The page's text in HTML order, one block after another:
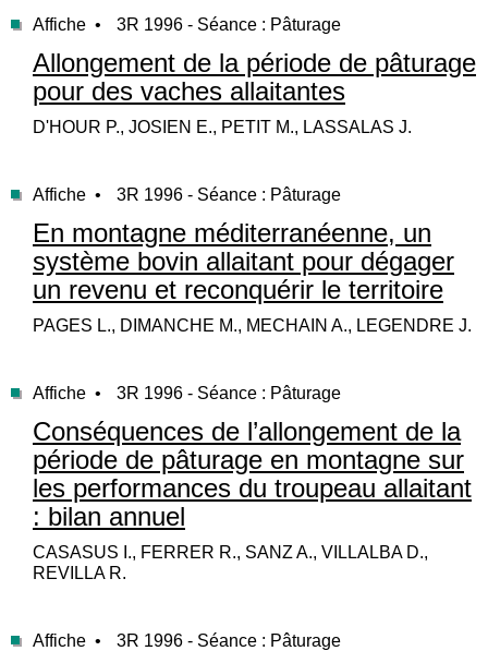
Affiche • 3R 1996 - Séance : Pâturage
Allongement de la période de pâturage
pour des vaches allaitantes
D'HOUR P., JOSIEN E., PETIT M., LASSALAS J.
Affiche • 3R 1996 - Séance : Pâturage
En montagne méditerranéenne, un
système bovin allaitant pour dégager
un revenu et reconquérir le territoire
PAGES L., DIMANCHE M., MECHAIN A., LEGENDRE J.
Affiche • 3R 1996 - Séance : Pâturage
Conséquences de l’allongement de la
période de pâturage en montagne sur
les performances du troupeau allaitant
: bilan annuel
CASASUS I., FERRER R., SANZ A., VILLALBA D.,
REVILLA R.
Affiche • 3R 1996 - Séance : Pâturage